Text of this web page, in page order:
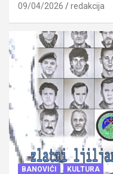
09/04/2026 redakcija
BANOVIĆI KULTURA